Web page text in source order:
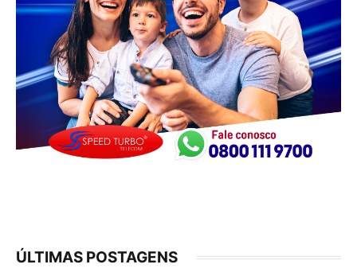
ÚLTIMAS POSTAGENS